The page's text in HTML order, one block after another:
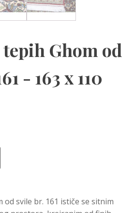
Ghom od
- 163 x 110
od svile br. 161 ističe se sitnim